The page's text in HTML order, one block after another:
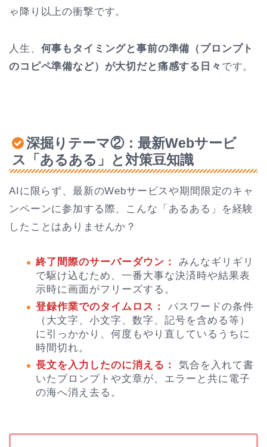
ゃ降り以上の衝撃です。
人生、 何事もタイミングと事前の準備（プロンプト
のコピペ準備など）が大切だと痛感する日々 です。
深掘りテーマ②：最新Webサービ
ス「あるある」と対策豆知識
AIに限らず、最新のWebサービスや期間限定のキャ
ンペーンに参加する際、こんな「あるある」を経験
したことはありませんか？
終了間際のサーバーダウン：
みんなギリギリ
で駆け込むため、一番大事な決済時や結果表
示時に画面がフリーズする。
登録作業でのタイムロス：
パスワードの条件
（大文字、小文字、数字、記号を含める等）
に引っかかり、何度もやり直しているうちに
時間切れ。
長文を入力したのに消える：
気合を入れて書
いたプロンプトや文章が、エラーと共に電子
の海へ消え去る。